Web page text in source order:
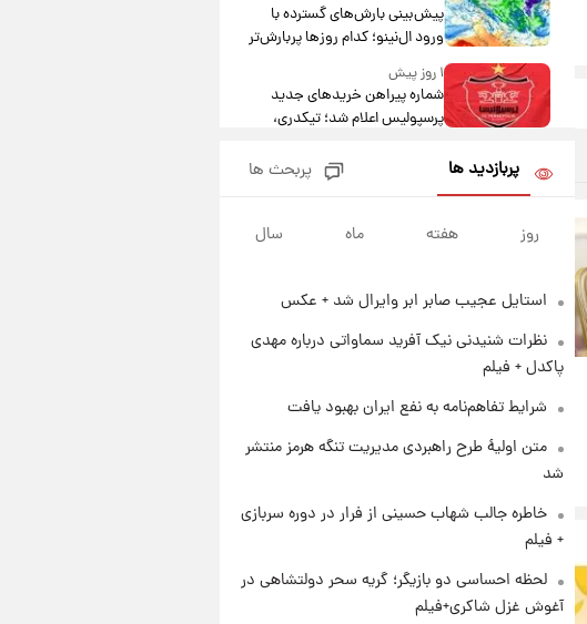
پیش‌بینی بارش‌های گسترده با
ورود ال‌نینو؛ کدام روزها پربارش‌تر
خواهند بود؟
۱ روز پیش
شماره پیراهن خریدهای جدید
پرسپولیس اعلام شد؛ تیکدری،
جزئیات فعال‌سازی «کیف پول
ایران» اعلام شد+فیلم
۱ روز پیش
۱۵ مرداد ۱۴۰۵ +جدول
قیمت طلا و سکه امروز پنجشنبه
شارژ جدید کالابرگ برای سه
دهک؛ جزئیات اعلام شد
پربازدید ها پربحث ها
روز هفته ماه سال
استایل عجیب صابر ابر وایرال شد + عکس
نظرات شنیدنی نیک آفرید سماواتی درباره مهدی
پاکدل + فیلم
شرایط تفاهم‌نامه به نفع ایران بهبود یافت
متن اولیۀ طرح راهبردی مدیریت تنگه هرمز منتشر
شد
خاطره جالب شهاب حسینی از فرار در دوره سربازی
+ فیلم
لحظه احساسی دو بازیگر؛ گریه سحر دولتشاهی در
آغوش غزل شاکری+فیلم